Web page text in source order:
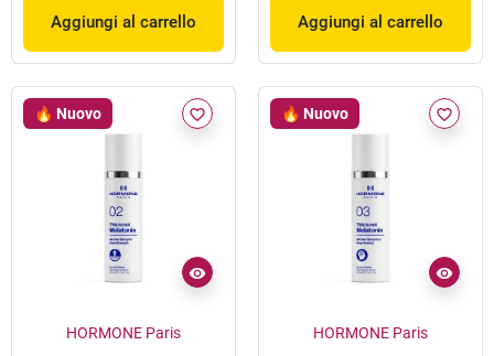
Aggiungi al carrello Aggiungi al carrello
🔥 Nuovo favorite_border
HORMONE Paris
🔥 Nuovo favorite_border
HORMONE Paris